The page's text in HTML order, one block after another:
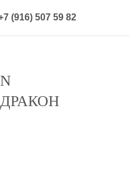
(916) 507 59 82
ДРАКОН